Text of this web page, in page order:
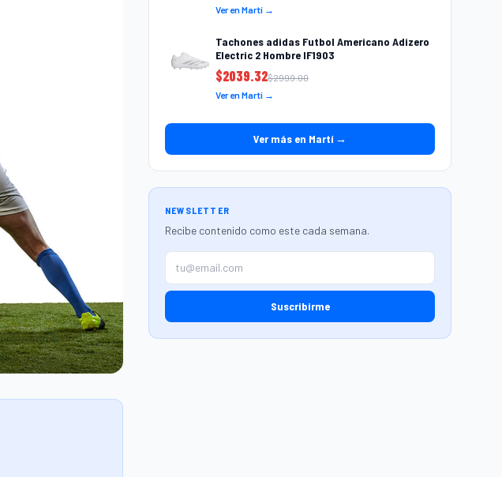
Ver en Martí →
Tachones adidas Futbol Americano Adizero
Electric 2 Hombre IF1903
$2039.32$2999.00
Ver en Martí →
Ver más en Martí →
NEWSLETTER
Recibe contenido como este cada semana.
Suscribirme